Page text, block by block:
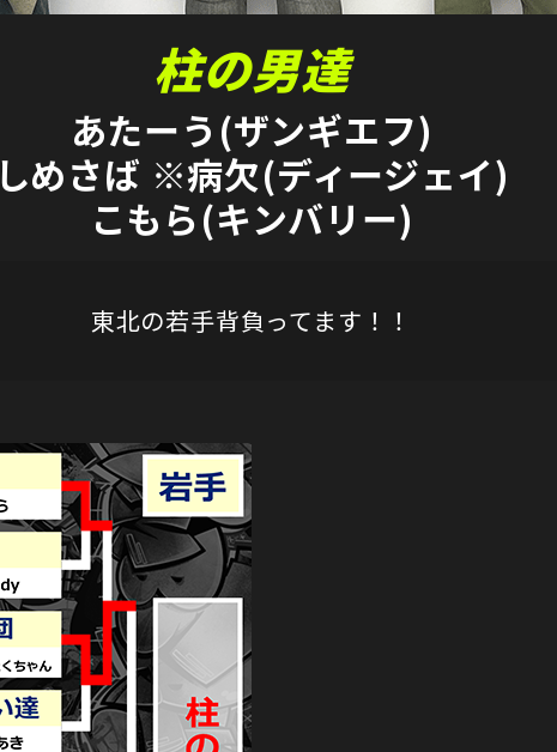
柱の男達
あたーう(ザンギエフ)
しめさば ※病欠(ディージェイ)
こもら(キンバリー)
東北の若手背負ってます！！